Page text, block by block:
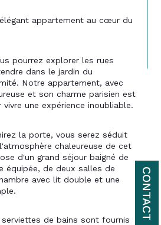
CONTACT
appartement au cœur du
pourrez explorer les rues
dans le jardin du
Notre appartement, avec
et son charme parisien est
une expérience inoubliable.
la porte, vous serez séduit
chaleureuse de cet
d'un grand séjour baigné de
équipée, de deux salles de
avec lit double et une
de bains sont fournis